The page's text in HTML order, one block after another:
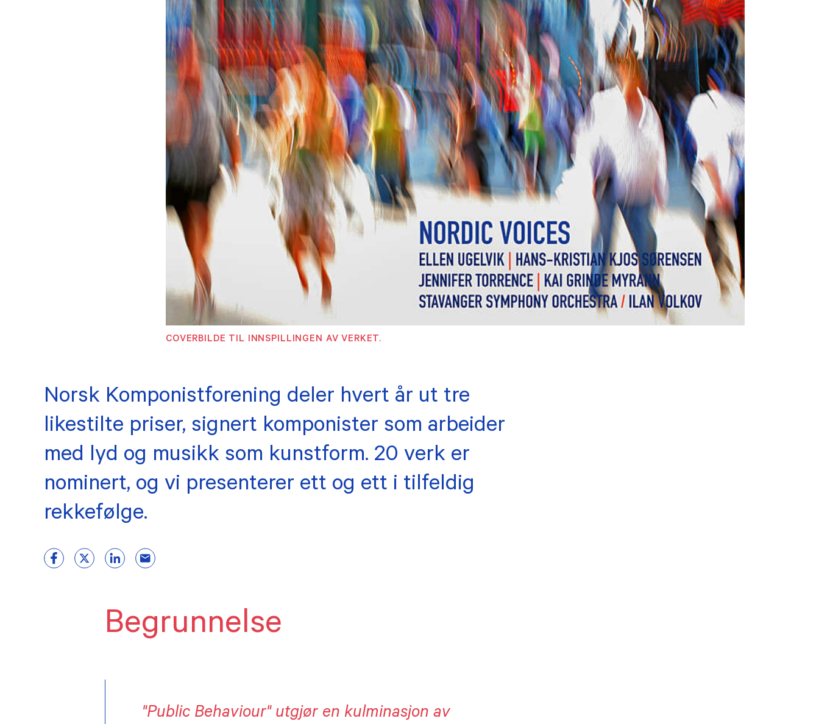
Våre medlemmer
Æresmedlemmer
Historisk oversikt
Kontakt oss
Vilkår for påmelding
Etiske retningslinjer
Personvern (GDPR)
Kommentarregler
Logo NKF
COVERBILDE TIL INNSPILLINGEN AV VERKET.
Norsk Komponistforening deler hvert år ut tre
likestilte priser, signert komponister som arbeider
med lyd og musikk som kunstform. 20 verk er
nominert, og vi presenterer ett og ett i tilfeldig
rekkefølge.
Begrunnelse
"Public Behaviour" utgjør en kulminasjon av